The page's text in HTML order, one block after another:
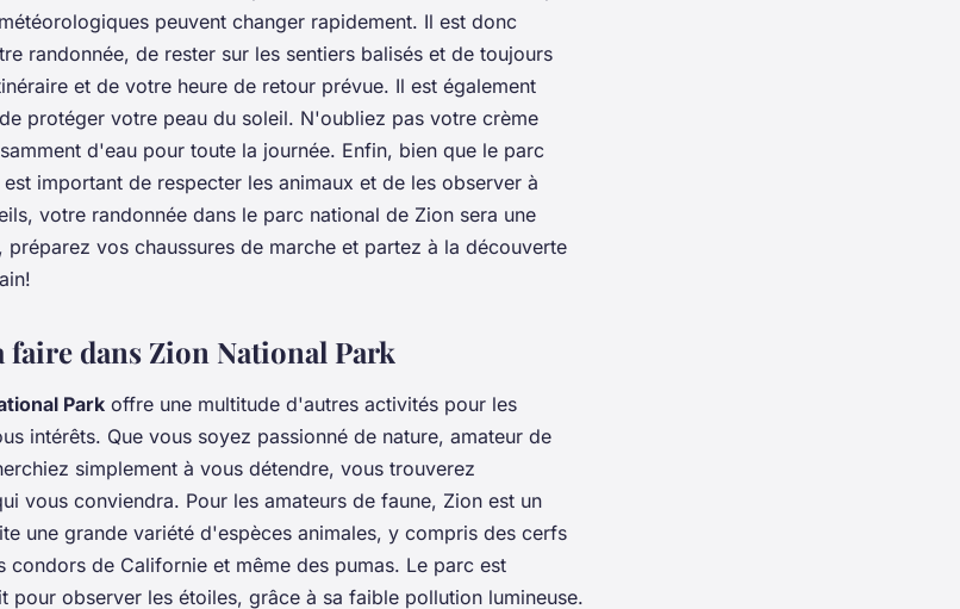
peuvent changer rapidement. Il est donc
randonnée, de rester sur les sentiers balisés et de toujours
et de votre heure de retour prévue. Il est également
protéger votre peau du soleil. N'oubliez pas votre crème
d'eau pour toute la journée. Enfin, bien que le parc
important de respecter les animaux et de les observer à
votre randonnée dans le parc national de Zion sera une
vos chaussures de marche et partez à la découverte
faire dans Zion National Park
Park offre une multitude d'autres activités pour les
intérêts. Que vous soyez passionné de nature, amateur de
simplement à vous détendre, vous trouverez
vous conviendra. Pour les amateurs de faune, Zion est un
une grande variété d'espèces animales, y compris des cerfs
condors de Californie et même des pumas. Le parc est
pour observer les étoiles, grâce à sa faible pollution lumineuse.